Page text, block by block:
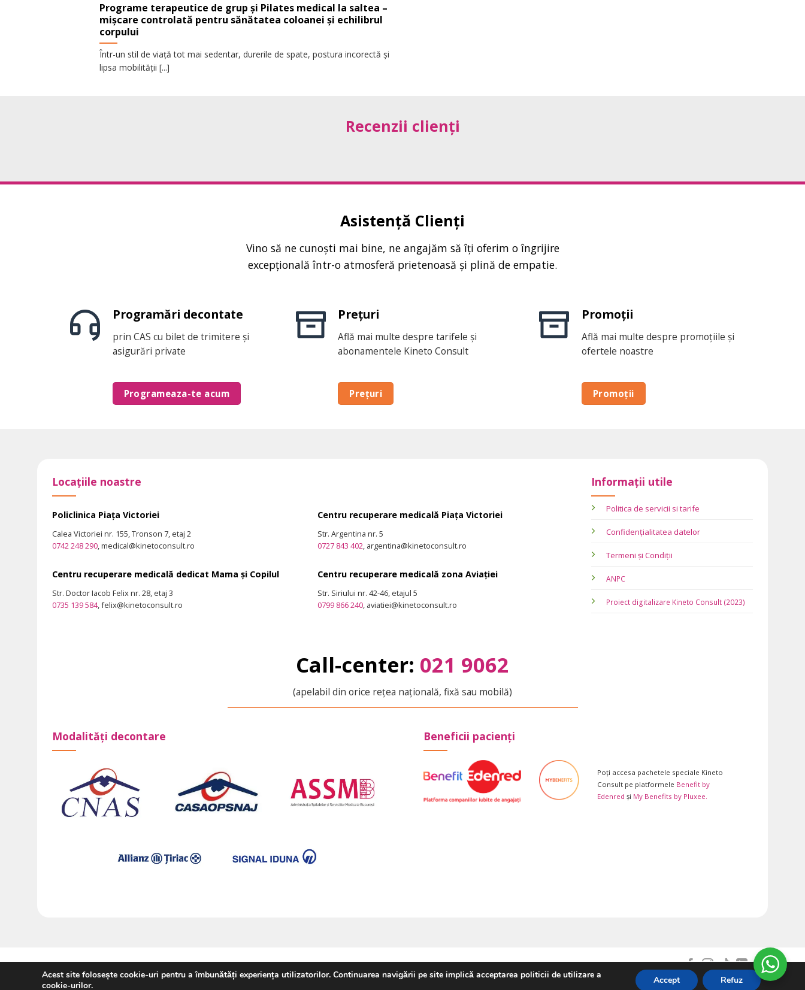
Programe terapeutice de grup și Pilates medical la saltea –
mișcare controlată pentru sănătatea coloanei și echilibrul
corpului
Într-un stil de viață tot mai sedentar, durerile de spate, postura incorectă și
lipsa mobilității [...]
Recenzii clienți
Asistență Clienți
Vino să ne cunoști mai bine, ne angajăm să îți oferim o îngrijire
excepțională într-o atmosferă prietenoasă și plină de empatie.
Programări decontate
prin CAS cu bilet de trimitere și
asigurări private
Programeaza-te acum
Prețuri
Află mai multe despre tarifele și
abonamentele Kineto Consult
Prețuri
Promoții
Află mai multe despre promoțiile și
ofertele noastre
Promoții
Locațiile noastre
Policlinica Piața Victoriei
Calea Victoriei nr. 155, Tronson 7, etaj 2
0742 248 290, medical@kinetoconsult.ro
Centru recuperare medicală Piața Victoriei
Str. Argentina nr. 5
0727 843 402, argentina@kinetoconsult.ro
Centru recuperare medicală dedicat Mama și Copilul
Str. Doctor Iacob Felix nr. 28, etaj 3
0735 139 584, felix@kinetoconsult.ro
Centru recuperare medicală zona Aviației
Str. Siriului nr. 42-46, etajul 5
0799 866 240, aviatiei@kinetoconsult.ro
Informații utile
Politica de servicii si tarife
Confidențialitatea datelor
Termeni și Condiții
ANPC
Proiect digitalizare Kineto Consult (2023)
Call-center: 021 9062
(apelabil din orice rețea națională, fixă sau mobilă)
Modalități decontare Beneficii pacienți
Poți accesa pachetele speciale Kineto
Consult pe platformele Benefit by
Edenred și My Benefits by Pluxee.
Copyright 2026 ©Kineto Consult SRL
Acest site folosește cookie-uri pentru a îmbunătăți experiența utilizatorilor. Continuarea navigării pe site implică acceptarea politicii de utilizare a
cookie-urilor.
Accept Refuz